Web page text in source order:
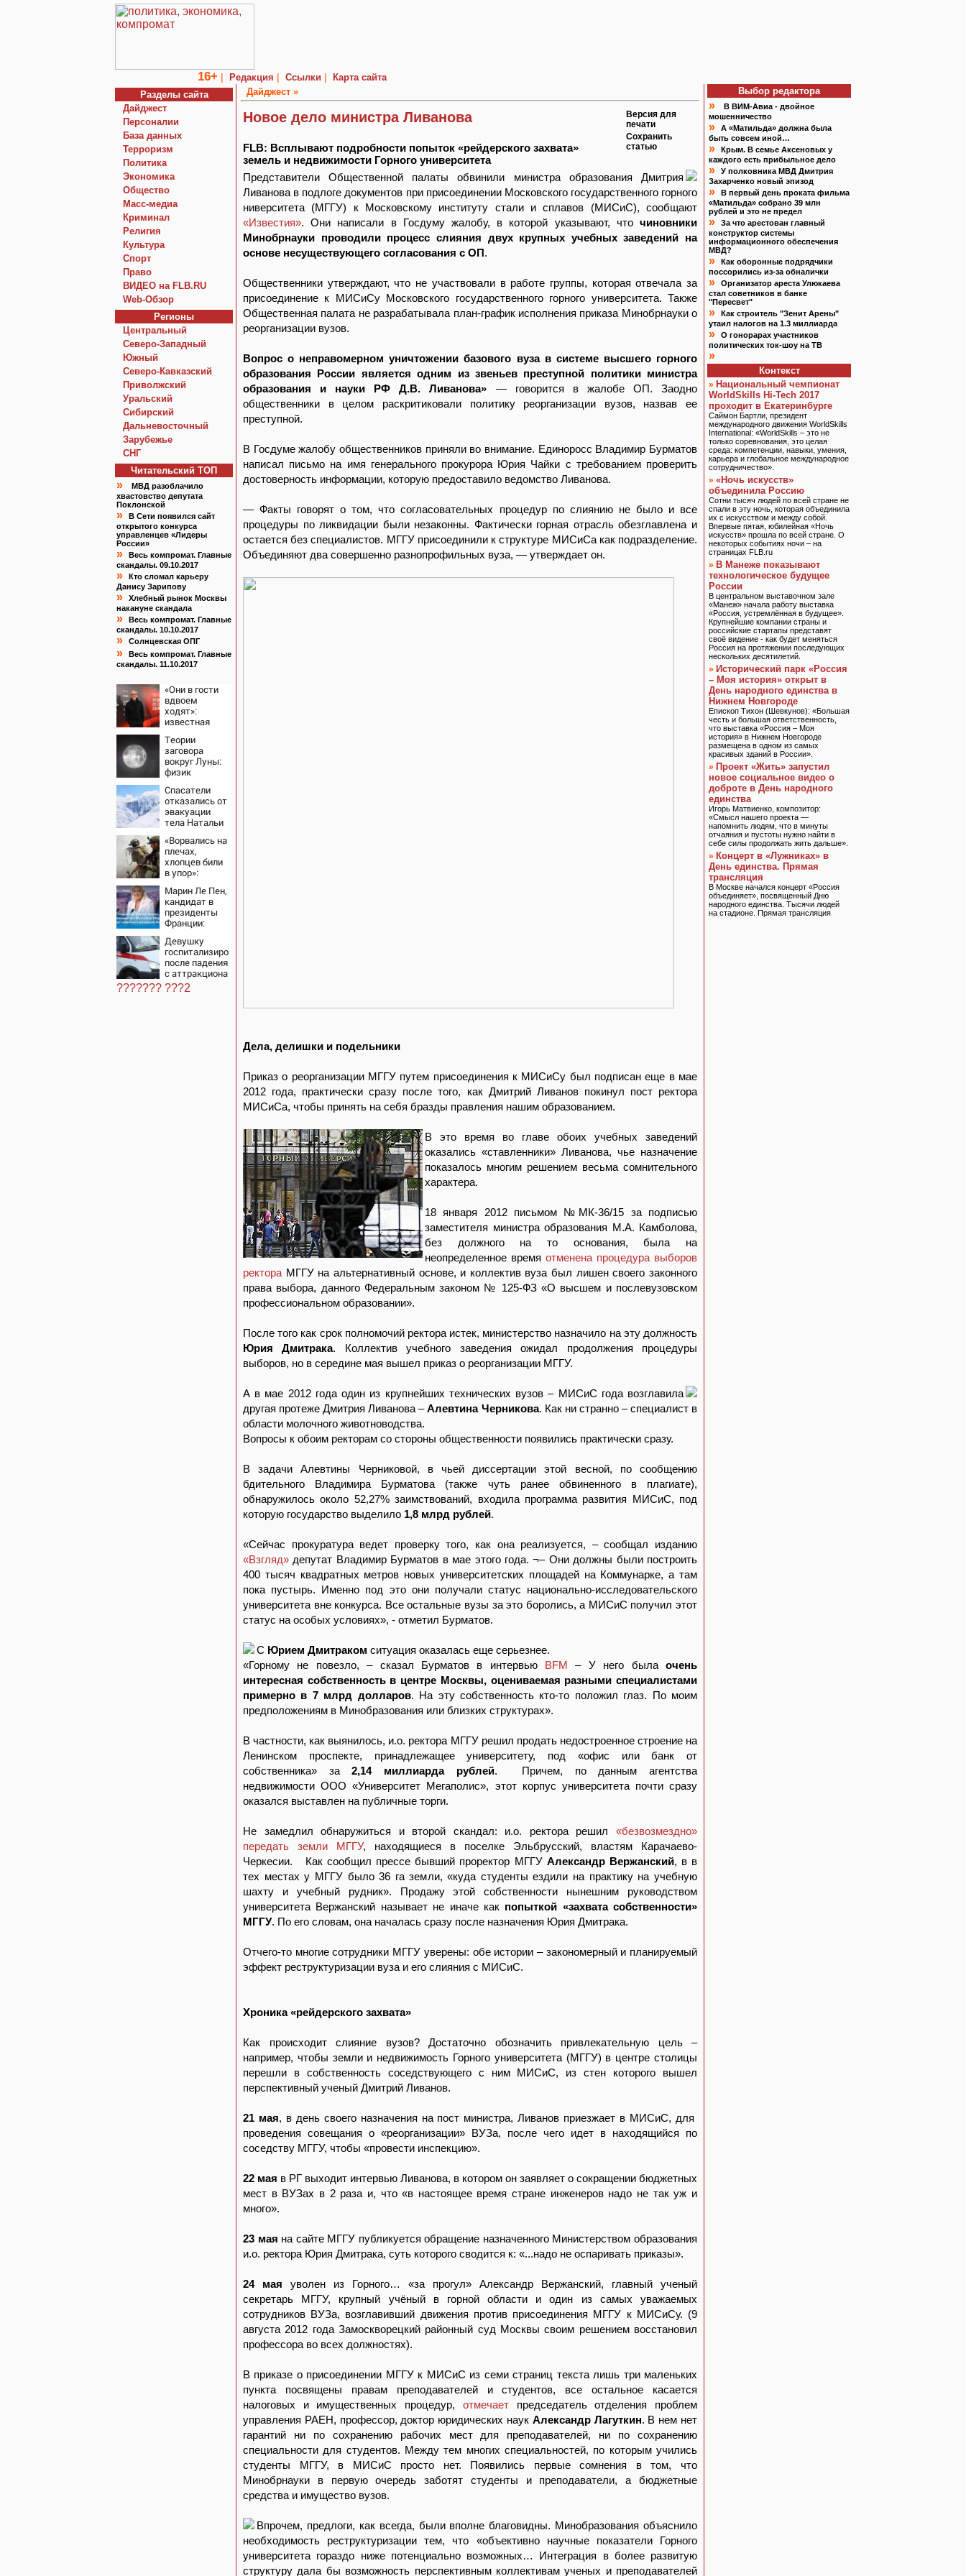
16+ | Редакция | Ссылки |
Карта сайта
Разделы сайта
Дайджест
Персоналии
База данных
Терроризм
Политика
Экономика
Общество
Macc-медиа
Криминал
Религия
Культура
Спорт
Право
ВИДЕО на FLB.RU
Web-Обзор
Регионы
Центральный
Северо-Западный
Южный
Северо-Кавказский
Приволжский
Уральский
Сибирский
Дальневосточный
Зарубежье
СНГ
Читательский TOП
»
МВД разоблачило
хвастовство депутата
Поклонской
»
В Сети появился сайт
открытого конкурса
управленцев «Лидеры
России»
»
Весь компромат. Главные
скандалы. 09.10.2017
»
Кто сломал карьеру
Данису Зарипову
»
Хлебный рынок Москвы
накануне скандала
»
Весь компромат. Главные
скандалы. 10.10.2017
» Солнцевская ОПГ
»
Весь компромат. Главные
скандалы. 11.10.2017
«Они в гости
вдвоем
ходят»:
известная
подтвердила
роман
Бондарчука и
Исаковой
Теории
заговора
вокруг Луны:
физик
сомнение
снимки NASA
Спасатели
отказались от
эвакуации
тела Натальи
с
семитысячника
«Ворвались на
плечах,
хлопцев били
в упор»:
Дружковка
стала
могильником
для «птах
Мадьяра»
Марин Ле Пен,
кандидат в
президенты
Франции:
личная жизнь,
как относится
к России и
Украине,
прогноз на
Девушку
госпитализировали
после падения
с аттракциона
в городском
парке
??????? ???2
Дайджест »
Новое дело министра Ливанова
FLB: Всплывают подробности попыток «рейдерского захвата»
земель и недвижимости Горного университета
Версия для
печати
Сохранить
статью
Представители Общественной палаты обвинили министра образования Дмитрия
Ливанова в подлоге документов при присоединении Московского государственного горного
ниверситета (МГГУ) к Московскому институту стали и сплавов (МИСиС), сообщают
«Известия». Они написали в Госдуму жалобу, в которой указывают, что чиновники
Минобрнауки проводили процесс слияния двух крупных учебных заведений на
основе несуществующего согласования с ОП.
Общественники утверждают, что не участвовали в работе группы, которая отвечала за
присоединение к МИСиСу Московского государственного горного университета. Также
Общественная палата не разрабатывала план-график исполнения приказа Минобрнауки о
реорганизации вузов.
Вопрос о неправомерном уничтожении базового вуза в системе высшего горного
образования России является одним из звеньев преступной политики министра
образования и науки РФ Д.В. Ливанова» — говорится в жалобе ОП. Заодно
общественники в целом раскритиковали политику реорганизации вузов, назвав ее
преступной.
В Госдуме жалобу общественников приняли во внимание. Единоросс Владимир Бурматов
написал письмо на имя генерального прокурора Юрия Чайки с требованием проверить
достоверность информации, которую предоставило ведомство Ливанова.
— Факты говорят о том, что согласовательных процедур по слиянию не было и все
процедуры по ликвидации были незаконны. Фактически горная отрасль обезглавлена и
остается без специалистов. МГГУ присоединили к структуре МИСиСа как подразделение.
Объединяют два совершенно разнопрофильных вуза, — утверждает он.
Дела, делишки и подельники
Приказ о реорганизации МГГУ путем присоединения к МИСиСу был подписан еще в мае
2012 года, практически сразу после того, как Дмитрий Ливанов покинул пост ректора
МИСиСа, чтобы принять на себя бразды правления нашим образованием.
В это время во главе обоих учебных заведений
оказались «ставленники» Ливанова, чье назначение
показалось многим решением весьма сомнительного
характера.
18 января 2012 письмом №МК-36/15 за подписью
заместителя министра образования М.А. Камболова,
без должного на то основания, была на
неопределенное время отменена процедура выборов
ректора МГГУ на альтернативный основе, и коллектив вуза был лишен своего законного
права выбора, данного Федеральным законом № 125-ФЗ «О высшем и послевузовском
профессиональном образовании».
После того как срок полномочий ректора истек, министерство назначило на эту должность
Юрия Дмитрака. Коллектив учебного заведения ожидал продолжения процедуры
выборов, но в середине мая вышел приказ о реорганизации МГГУ.
А в мае 2012 года один из крупнейших технических вузов – МИСиС года возглавила
другая протеже Дмитрия Ливанова –Алевтина Черникова. Как ни странно – специалист в
области молочного животноводства.
Вопросы к обоим ректорам со стороны общественности появились практически сразу.
В задачи Алевтины Черниковой, в чьей диссертации этой весной, по сообщению
бдительного Владимира Бурматова (также чуть ранее обвиненного в плагиате),
обнаружилось около 52,27% заимствований, входила программа развития МИСиС, под
которую государство выделило 1,8 млрд рублей.
«Сейчас прокуратура ведет проверку того, как она реализуется, – сообщал изданию
«Взгляд» депутат Владимир Бурматов в мае этого года. ¬– Они должны были построить
400 тысяч квадратных метров новых университетских площадей на Коммунарке, а там
пока пустырь. Именно под это они получали статус национально-исследовательского
университета вне конкурса. Все остальные вузы за это боролись, а МИСиС получил этот
статус на особых условиях», - отметил Бурматов.
С Юрием Дмитраком ситуация оказалась еще серьезнее.
«Горному не повезло, – сказал Бурматов в интервью BFM – У него былаочень
интересная собственность в центре Москвы, оцениваемая разными специалистами
примерно в 7 млрд долларов. На эту собственность кто-то положил глаз. По моим
предположениям в Минобразования или близких структурах».
В частности, как выянилось, и.о. ректора МГГУ решил продать недостроенное строение на
Ленинском проспекте, принадлежащее университету, под «офис или банк от
собственника» за2,14 миллиарда рублей. Причем, по данным агентства
недвижимости ООО «Университет Мегаполис», этот корпус университета почти сразу
оказался выставлен на публичные торги.
Не замедлил обнаружиться и второй скандал: и.о. ректора решил «безвозмездно»
передать земли МГГУ, находящиеся в поселке Эльбрусский, властям Карачаево-
Черкесии. Как сообщил прессе бывший проректор МГГУ Александр Вержанский, в в
тех местах у МГГУ было 36 га земли, «куда студенты ездили на практику на учебную
шахту и учебный рудник». Продажу этой собственности нынешним руководством
университета Вержанский называет не иначе как попыткой «захвата собственности»
МГГУ. По его словам, она началась сразу после назначения Юрия Дмитрака.
Отчего-то многие сотрудники МГГУ уверены: обе истории – закономерный и планируемый
эффект реструктуризации вуза и его слияния с МИСиС.
Хроника «рейдерского захвата»
Как происходит слияние вузов? Достаточно обозначить привлекательную цель –
например, чтобы земли и недвижимость Горного университета (МГГУ) в центре столицы
перешли в собственность соседствующего с ним МИСиС, из стен которого вышел
перспективный ученый Дмитрий Ливанов.
21 мая, в день своего назначения на пост министра, Ливанов приезжает в МИСиС, для
проведения совещания о «реорганизации» ВУЗа, после чего идет в находящийся по
соседству МГГУ, чтобы «провести инспекцию».
22 мая в РГ выходит интервью Ливанова, в котором он заявляет о сокращении бюджетных
мест в ВУЗах в 2 раза и, что «в настоящее время стране инженеров надо не так уж и
много».
23 мая на сайте МГГУ публикуется обращение назначенного Министерством образования
и.о. ректора Юрия Дмитрака, суть которого сводится к: «...надо не оспаривать приказы».
24 мая уволен из Горного… «за прогул» Александр Вержанский, главный ученый
секретарь МГГУ, крупный учёный в горной области и один из самых уважаемых
сотрудников ВУЗа, возглавивший движения против присоединения МГГУ к МИСиСу. (9
августа 2012 года Замоскворецкий районный суд Москвы своим решением восстановил
профессора во всех должностях).
В приказе о присоединении МГГУ к МИСиС из семи страниц текста лишь три маленьких
пункта посвящены правам преподавателей и студентов, все остальное касается
налоговых и имущественных процедур, отмечаетпредседатель отделения проблем
управления РАЕН, профессор, доктор юридических наук Александр Лагуткин. В нем нет
гарантий ни по сохранению рабочих мест для преподавателей, ни по сохранению
специальности для студентов. Между тем многих специальностей, по которым учились
студенты МГГУ, в МИСиС просто нет. Появились первые сомнения в том, что
Минобрнауки в первую очередь заботят студенты и преподаватели, а бюджетные
средства и имущество вузов.
Впрочем, предлоги, как всегда, были вполне благовидны. Минобразования объяснило
необходимость реструктуризации тем, что «объективно научные показатели Горного
университета гораздо ниже потенциально возможных… Интеграция в более развитую
структуру дала бы возможность перспективным коллективам ученых и преподавателей
Выбор редактора
»
В ВИМ-Авиа - двойное
мошенничество
»
А «Матильда» должна была
быть совсем иной…
»
Крым. В семье Аксеновых у
каждого есть прибыльное дело
»
У полковника МВД Дмитрия
Захарченко новый эпизод
»
В первый день проката фильма
«Матильда» собрано 39 млн
рублей и это не предел
»
За что арестован главный
конструктор системы
информационного обеспечения
МВД?
»
Как оборонные подрядчики
поссорились из-за обналички
»
Организатор ареста Улюкаева
стал советников в банке
"Пересвет"
»
Как строитель "Зенит Арены"
утаил налогов на 1.3 миллиарда
»
О гонорарах участников
политических ток-шоу на ТВ
»
Контекст
» Национальный чемпионат
WorldSkills Hi-Tech 2017
проходит в Екатеринбурге
Саймон Бартли, президент
международного движения WorldSkills
International: «WorldSkills – это не
только соревнования, это целая
среда: компетенции, навыки, умения,
карьера и глобальное международное
сотрудничество».
» «Ночь искусств»
объединила Россию
Сотни тысяч людей по всей стране не
спали в эту ночь, которая объединила
их с искусством и между собой.
Впервые пятая, юбилейная «Ночь
искусств» прошла по всей стране. О
некоторых событиях ночи – на
страницах FLB.ru
» В Манеже показывают
технологическое будущее
России
В центральном выставочном зале
«Манеж» начала работу выставка
«Россия, устремлённая в будущее».
Крупнейшие компании страны и
российские стартапы представят
своё видение - как будет меняться
Россия на протяжении последующих
нескольких десятилетий.
» Исторический парк «Россия
– Моя история» открыт в
День народного единства в
Нижнем Новгороде
Епископ Тихон (Шевкунов): «Большая
честь и большая ответственность,
что выставка «Россия – Моя
история» в Нижнем Новгороде
размещена в одном из самых
красивых зданий в России».
» Проект «Жить» запустил
новое социальное видео о
доброте в День народного
единства
Игорь Матвиенко, композитор:
«Смысл нашего проекта —
напомнить людям, что в минуты
отчаяния и пустоты нужно найти в
себе силы продолжать жить дальше».
» Концерт в «Лужниках» в
День единства. Прямая
трансляция
В Москве начался концерт «Россия
объединяет», посвященный Дню
народного единства. Тысячи людей
на стадионе. Прямая трансляция